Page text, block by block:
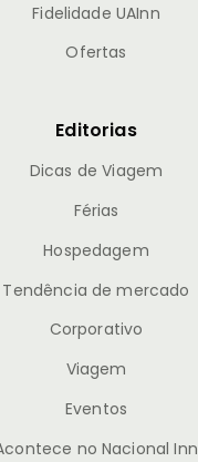
Fidelidade UAInn
Ofertas
Editorias
Dicas de Viagem
Férias
Hospedagem
Tendência de mercado
Corporativo
Viagem
Eventos
no Nacional Inn